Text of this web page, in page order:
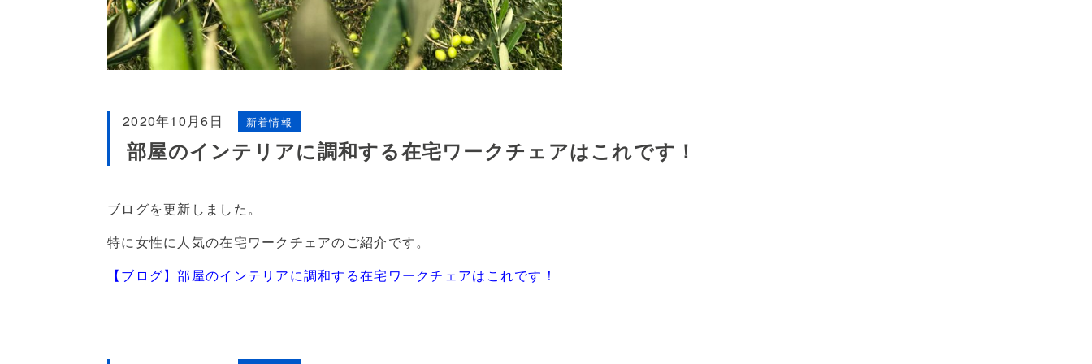
2020年10月6日 新着情報
部屋のインテリアに調和する在宅ワークチェアはこれです！
ブログを更新しました。
特に女性に人気の在宅ワークチェアのご紹介です。
【ブログ】部屋のインテリアに調和する在宅ワークチェアはこれです！